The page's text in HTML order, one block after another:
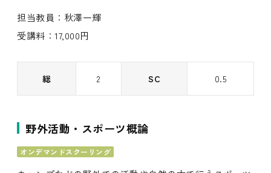
担当教員：秋澤一輝
受講料：17,000円
総 2 SC 0.5
野外活動・スポーツ概論
オンデマンドスクーリング